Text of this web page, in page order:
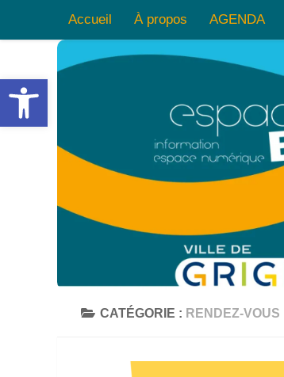
Ouvrir la barre d’outils
Skip to content
Accueil À propos AGENDA
CATÉGORIE : RENDEZ-VOUS